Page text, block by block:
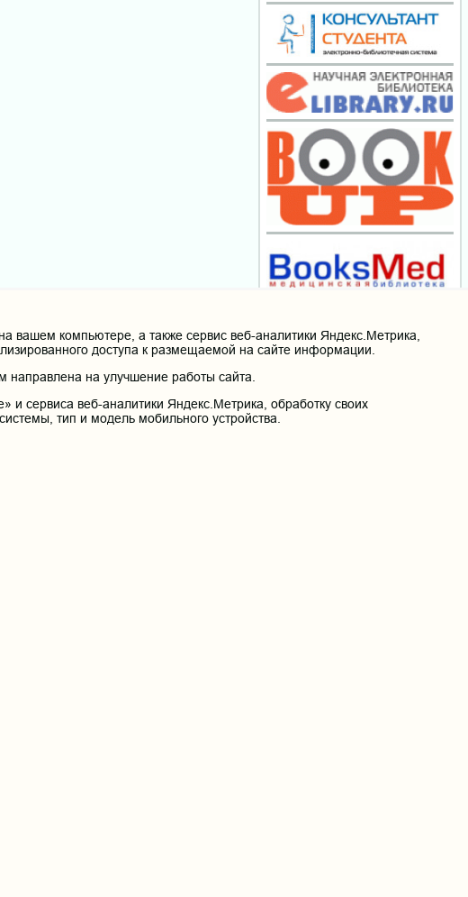
компьютере, а также сервис веб-аналитики Яндекс.Метрика,
доступа к размещаемой на сайте информации.
на улучшение работы сайта.
и сервиса веб-аналитики Яндекс.Метрика, обработку своих
тип и модель мобильного устройства.